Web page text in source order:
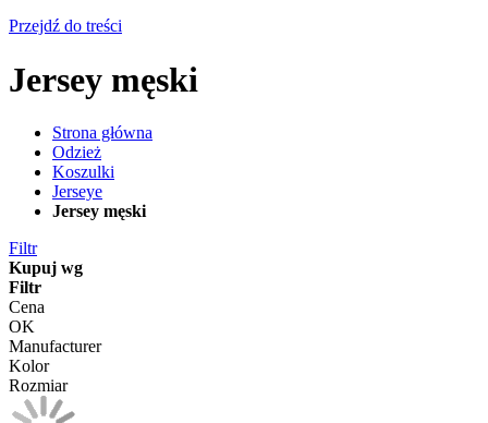
Przejdź do treści
Jersey męski
Strona główna
Odzież
Koszulki
Jerseye
Jersey męski
Filtr
Kupuj wg
Filtr
Cena
OK
Manufacturer
Kolor
Rozmiar